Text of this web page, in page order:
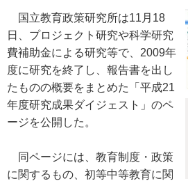
国立教育政策研究所は11月18
日、プロジェクト研究や科学研究
費補助金による研究等で、2009年
度に研究を終了し、報告書を出し
たものの概要をまとめた「平成21
年度研究成果ダイジェスト」のペ
ージを公開した。
同ページには、教育制度・政策
に関するもの、初等中等教育に関